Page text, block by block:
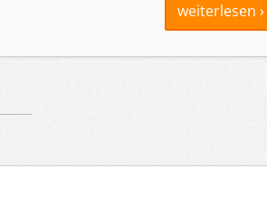
weiterlesen ›